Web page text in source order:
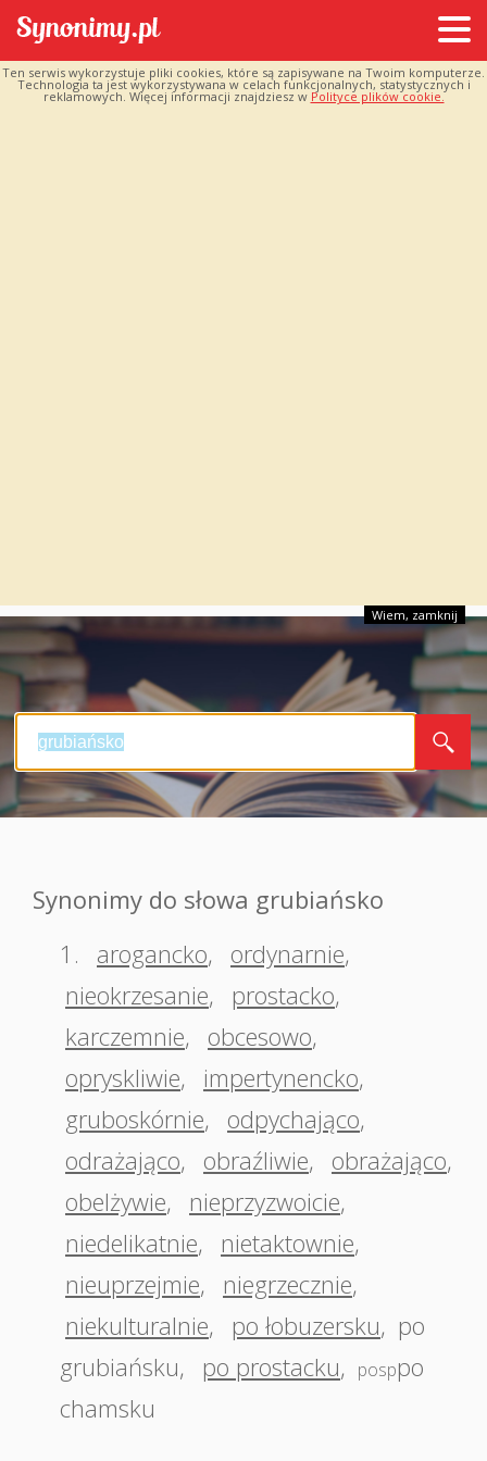
Ten serwis wykorzystuje pliki cookies, które są zapisywane na Twoim komputerze.
Technologia ta jest wykorzystywana w celach funkcjonalnych, statystycznych i
reklamowych. Więcej informacji znajdziesz w Polityce plików cookie.
Wiem, zamknij
Synonimy do słowa grubiańsko
1.
arogancko, ordynarnie,
nieokrzesanie, prostacko,
karczemnie, obcesowo,
opryskliwie, impertynencko,
gruboskórnie, odpychająco,
odrażająco, obraźliwie, obrażająco,
obelżywie, nieprzyzwoicie,
niedelikatnie, nietaktownie,
nieuprzejmie, niegrzecznie,
niekulturalnie, po łobuzersku, po
grubiańsku, po prostacku, posppo
chamsku